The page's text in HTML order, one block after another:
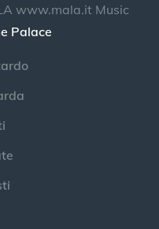
www.mala.it Music
Palace